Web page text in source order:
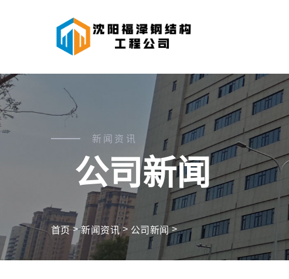
新闻资讯
公司新闻
首页>新闻资讯> 公司新闻>